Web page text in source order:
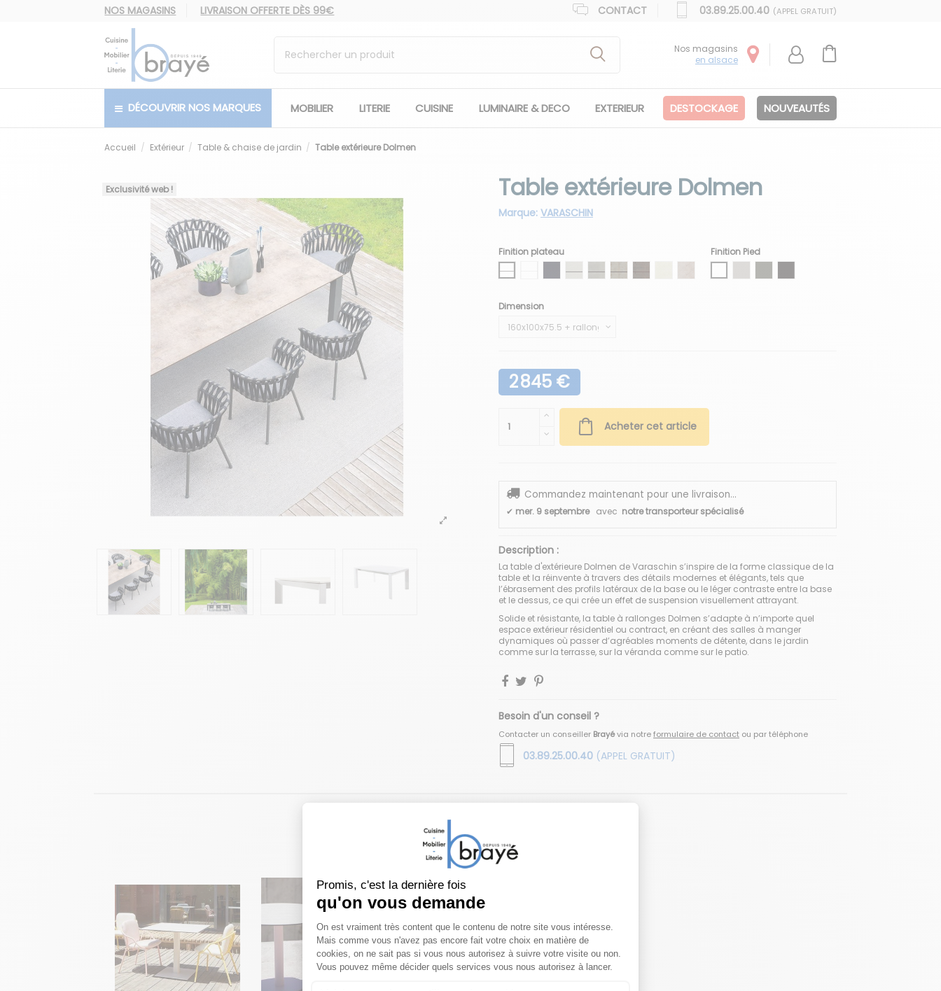
NOS MAGASINS LIVRAISON OFFERTE DÈS 99€ CONTACT 03.89.25.00.40 (APPEL GRATUIT)
Nos magasins
en alsace
DÉCOUVRIR NOS MARQUES MOBILIER LITERIE CUISINE LUMINAIRE & DECO EXTERIEUR DESTOCKAGE NOUVEAUTÉS
Accueil Extérieur Table & chaise de jardin Table extérieure Dolmen
Exclusivité web ! Table extérieure Dolmen
Marque: VARASCHIN
Finition plateau
HLP blanc bordure noir
HLP blanc bordure blanc
HLP anthracite bordure noir
HLP gris soie bordure noir
HLP ciment bordure marron
HLP bedonnia bordure marron
Finition Pied
Dimension
2 845 €
Acheter cet article
Commandez maintenant pour une livraison...
✔ mer. 9 septembre avec notre transporteur spécialisé
Description :
La table d'extérieure Dolmen de Varaschin s’inspire de la forme classique de la
table et la réinvente à travers des détails modernes et élégants, tels que
l’ébrasement des profils latéraux de la base ou le léger contraste entre la base
et le dessus, ce qui crée un effet de suspension visuellement attrayant.
Solide et résistante, la table à rallonges Dolmen s’adapte à n’importe quel
espace extérieur résidentiel ou contract, en créant des salles à manger
dynamiques où passer d’agréables moments de détente, dans le jardin
comme sur la terrasse, sur la véranda comme sur le patio.
Besoin d'un conseil ?
Contacter un conseiller Brayévia notreformulaire de contact ou par téléphone
03.89.25.00.40 (APPEL GRATUIT)
Vous aimerez aussi
Exclusivité web !